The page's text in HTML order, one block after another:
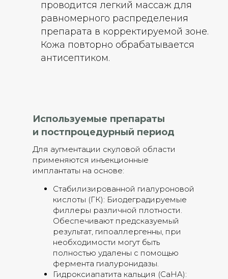
проводится легкий массаж для
равномерного распределения
препарата в корректируемой зоне.
Кожа повторно обрабатывается
антисептиком.
Для аугментации скуловой области
применяются инъекционные
имплантаты на основе:
Стабилизированной гиалуроновой
кислоты (ГК): Биодеградируемые
филлеры различной плотности.
Обеспечивают предсказуемый
результат, гипоаллергенны, при
необходимости могут быть
полностью удалены с помощью
фермента гиалуронидазы.
Гидроксиапатита кальция (CaHA):
Используемые препараты
и постпроцедурный период